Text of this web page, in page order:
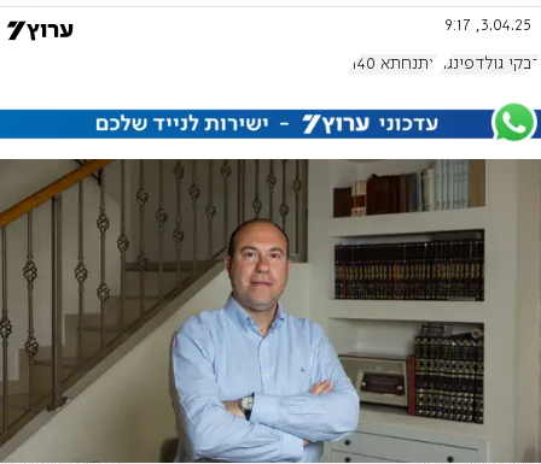
3.04.25, 9:17
רבקי גולדפינגר אתנחתא 1140